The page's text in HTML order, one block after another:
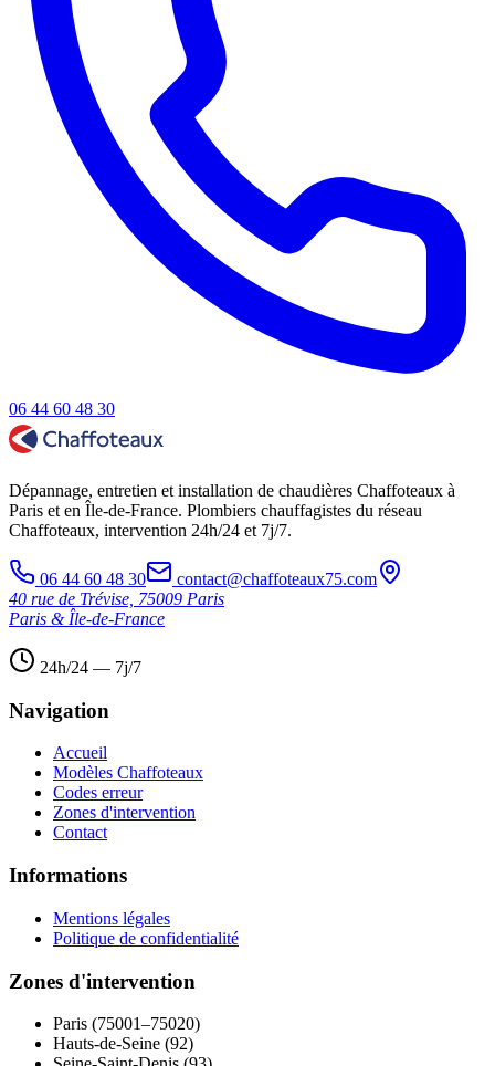
06 44 60 48 30
Dépannage, entretien et installation de chaudières Chaffoteaux à
Paris et en Île-de-France. Plombiers chauffagistes du réseau
Chaffoteaux, intervention 24h/24 et 7j/7.
06 44 60 48 30
contact@chaffoteaux75.com
40 rue de Trévise, 75009 Paris
Paris & Île-de-France
24h/24 — 7j/7
Navigation
Accueil
Modèles Chaffoteaux
Codes erreur
Zones d'intervention
Contact
Informations
Mentions légales
Politique de confidentialité
Zones d'intervention
Paris (75001–75020)
Hauts-de-Seine (92)